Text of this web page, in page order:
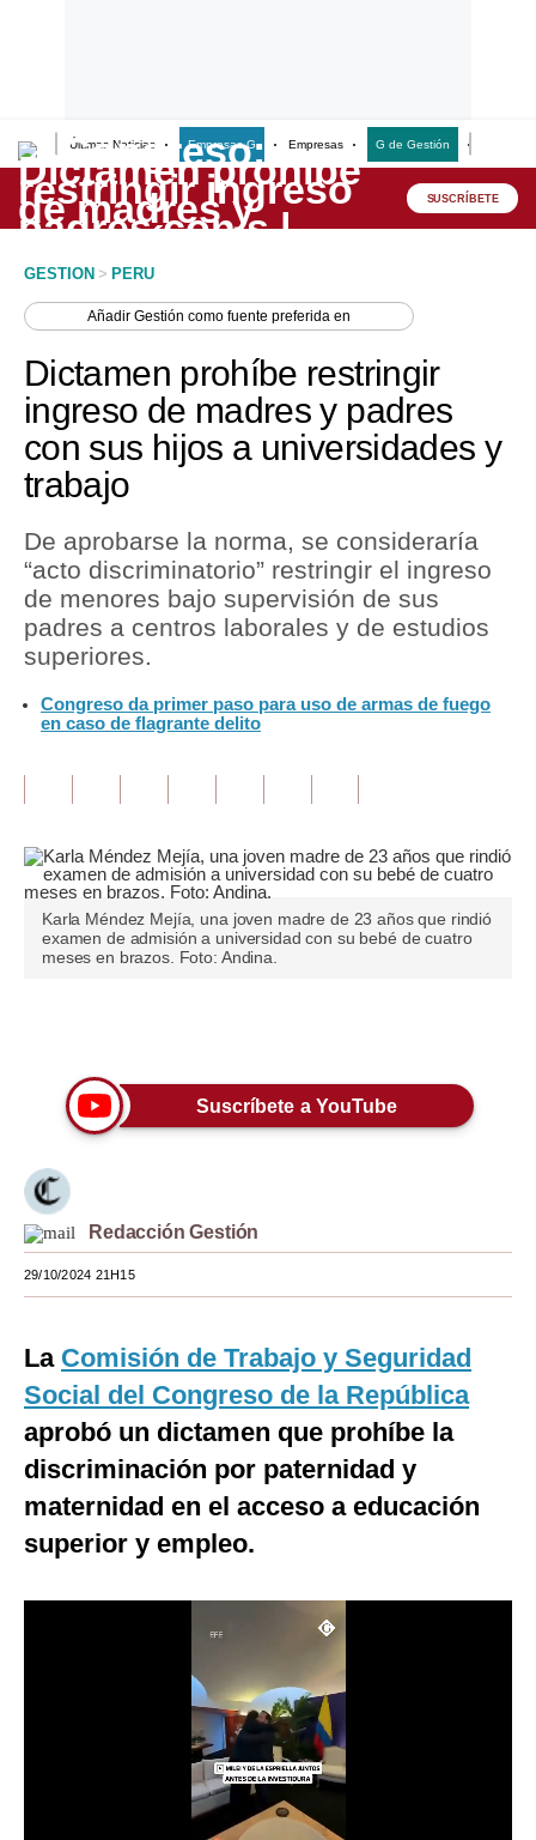
Últimas Noticias Empresas G Empresas G de Gestión
Lo último
Peru Quiosco
Economía
Mercados
Perú
Política
Tu Dinero
Finanzas Personales
Plus G
Opinión
Pregunta de hoy
Blogs
Tendencias
Moda
Mundo
EEUU
México
España
Internacional
Tecnología
Mix
SUSCRÍBETE
GESTION > PERU
AñadirGestión como fuente preferida en
Dictamen prohíbe restringir
ingreso de madres y padres
con sus hijos a universidades y
trabajo
De aprobarse la norma, se consideraría
“acto discriminatorio” restringir el ingreso
de menores bajo supervisión de sus
padres a centros laborales y de estudios
superiores.
Congreso da primer paso para uso de armas de fuego
en caso de flagrante delito
Karla Méndez Mejía, una joven madre de 23 años que rindió
examen de admisión a universidad con su bebé de cuatro
meses en brazos. Foto: Andina.
Suscríbete a YouTube
Redacción Gestión
29/10/2024 21H15
La Comisión de Trabajo y Seguridad
Social del Congreso de la República
aprobó un dictamen que prohíbe la
discriminación por paternidad y
maternidad en el acceso a educación
superior y empleo.